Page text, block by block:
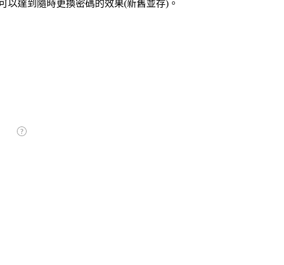
以達到隨時更換密碼的效果(新舊並存)。